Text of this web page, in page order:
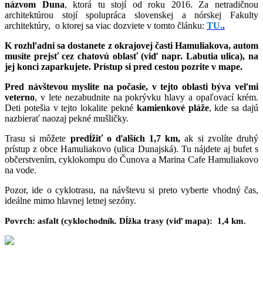
názvom Duna, ktorá tu stojí od roku 2016. Za netradičnou
architektúrou stojí spolupráca slovenskej a nórskej Fakulty
architektúry, o ktorej sa viac dozviete v tomto článku: TU..
K rozhľadni sa dostanete z okrajovej časti Hamuliakova, autom
musíte prejsť cez chatovú oblasť (viď napr. Labutia ulica), na
jej konci zaparkujete. Prístup si pred cestou pozrite v mape.
Pred návštevou myslite na počasie, v tejto oblasti býva veľmi
veterno, v lete nezabudnite na pokrývku hlavy a opaľovací krém.
Deti potešia v tejto lokalite pekné kamienkové pláže, kde sa dajú
nazbierať naozaj pekné mušličky.
Trasu si môžete predĺžiť o ďalších 1,7 km, ak si zvolíte druhý
prístup z obce Hamuliakovo (ulica Dunajská). Tu nájdete aj bufet s
občerstvením, cyklokompu do Čunova a Marina Cafe Hamuliakovo
na vode.
Pozor, ide o cyklotrasu, na návštevu si preto vyberte vhodný čas,
ideálne mimo hlavnej letnej sezóny.
Povrch: asfalt (cyklochodník. Dĺžka trasy (viď mapa): 1,4 km.